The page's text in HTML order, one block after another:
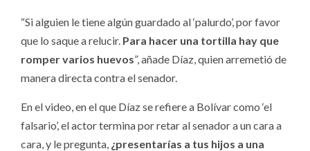
“Si alguien le tiene algún guardado al ‘palurdo’, por favor
que lo saque a relucir. Para hacer una tortilla hay que
romper varios huevos”, añade Díaz, quien arremetió de
manera directa contra el senador.
En el video, en el que Díaz se refiere a Bolívar como ‘el
falsario’, el actor termina por retar al senador a un cara a
cara, y le pregunta, ¿presentarías a tus hijos a una